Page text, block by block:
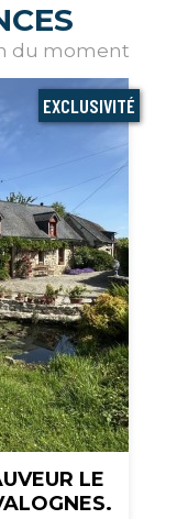
du moment
EXCLUSIVITÉ
LE